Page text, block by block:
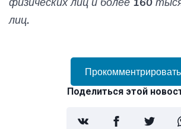
лиц.
Прокомментрировать
Поделиться этой